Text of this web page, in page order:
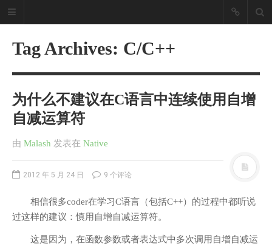
Tag Archives: C/C++
为什么不建议在C语言中连续使用自增
自减运算符
由 Malash 发表在 Native
2012 年 5 月 24 日 9 个评论
相信很多coder在学习C语言（包括C++）的过程中都听说
过这样的建议：慎用自增自减运算符。
这是因为，在函数参数或者表达式中多次调用自增自减运